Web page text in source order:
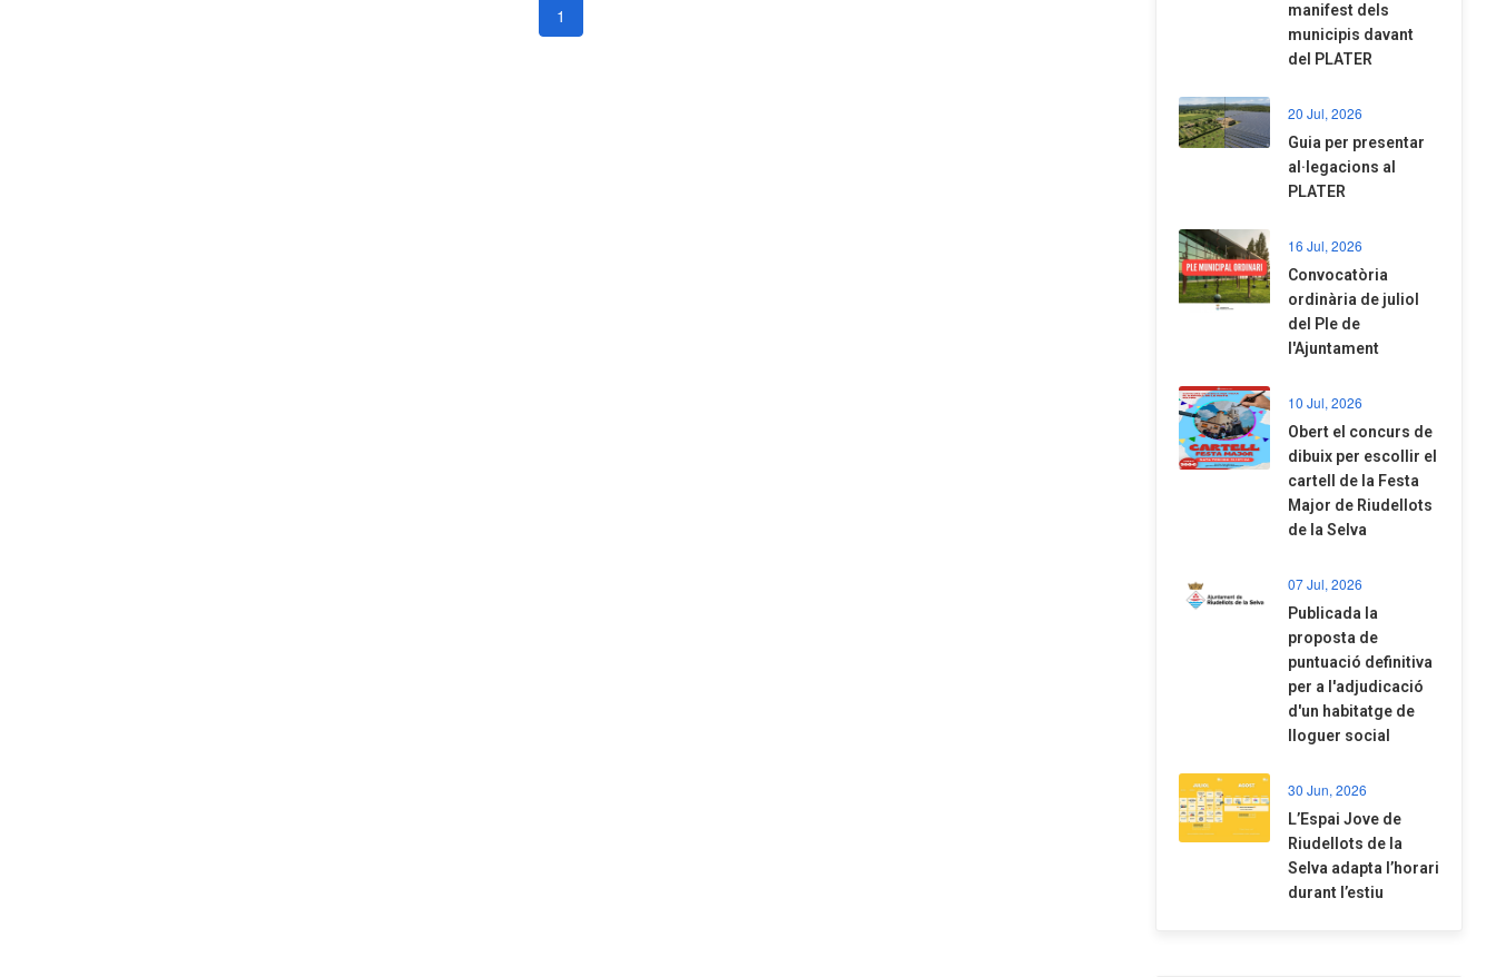
1
manifest dels
municipis davant
del PLATER
20 Jul, 2026
​Guia per presentar
al·legacions al
PLATER
16 Jul, 2026
Convocatòria
ordinària de juliol
del Ple de
l'Ajuntament
10 Jul, 2026
​Obert el concurs de
dibuix per escollir el
cartell de la Festa
Major de Riudellots
de la Selva
07 Jul, 2026
​Publicada la
proposta de
puntuació definitiva
per a l'adjudicació
d'un habitatge de
lloguer social
30 Jun, 2026
​L’Espai Jove de
Riudellots de la
Selva adapta l’horari
durant l’estiu